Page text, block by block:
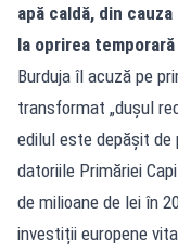
apă caldă, din
la oprirea
Burduja îl acuză pe
transformat „dușul
edilul este depășit
datoriile Primăriei
de milioane de lei în
investiții europene